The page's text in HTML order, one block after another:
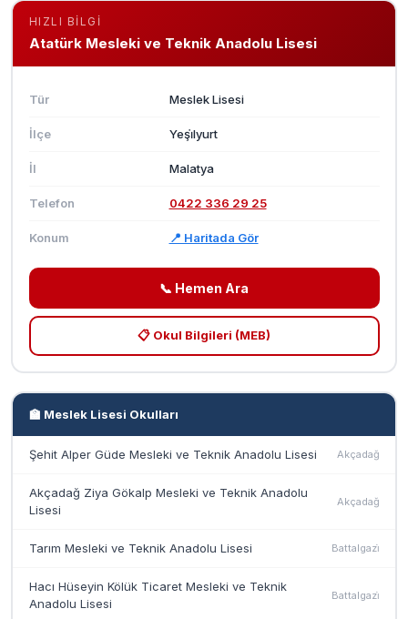
HIZLI BILGI
Atatürk Mesleki ve Teknik Anadolu Lisesi
Tür Meslek Lisesi
İlçe Yeşi̇lyurt
İl Malatya
Telefon 0422 336 29 25
Konum 📍 Haritada Gör
📞 Hemen Ara
📋 Okul Bilgileri (MEB)
🏫 Meslek Lisesi Okulları
Şehit Alper Güde Mesleki ve Teknik Anadolu Lisesi Akçadağ
Akçadağ Ziya Gökalp Mesleki ve Teknik Anadolu
Lisesi
Akçadağ
Tarım Mesleki ve Teknik Anadolu Lisesi Battalgazi̇
Hacı Hüseyin Kölük Ticaret Mesleki ve Teknik
Anadolu Lisesi
Battalgazi̇